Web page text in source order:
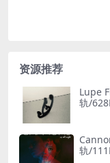
资源推荐
Lupe
轨/
轨/